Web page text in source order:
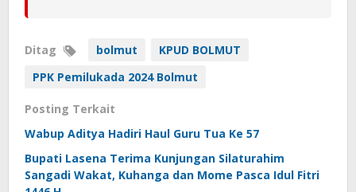
Ditag bolmut
KPUD BOLMUT
PPK Pemilukada 2024 Bolmut
Posting Terkait
Wabup Aditya Hadiri Haul Guru Tua Ke 57
Bupati Lasena Terima Kunjungan Silaturahim
Sangadi Wakat, Kuhanga dan Mome Pasca Idul Fitri